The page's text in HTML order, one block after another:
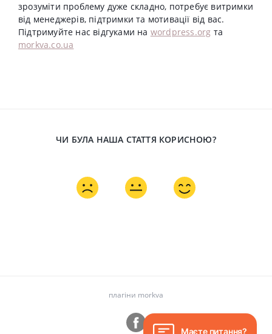
зрозуміти проблему дуже складно, потребує витримки
від менеджерів, підтримки та мотивації від вас.
Підтримуйте нас відгуками на wordpress.org та
morkva.co.ua
ЧИ БУЛА НАША СТАТТЯ КОРИСНОЮ?
плагіни morkva